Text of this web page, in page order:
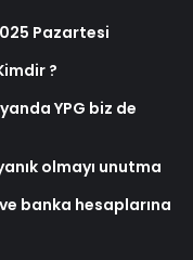
Pazartesi
?
YPG biz de
olmayı unutma
banka hesaplarına